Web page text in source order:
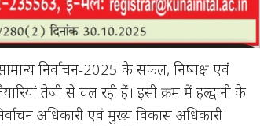
निर्वाचन-2025 के सफल, निष्पक्ष एवं
तेजी से चल रही हैं। इसी क्रम में हल्द्वानी के
अधिकारी एवं मुख्य विकास अधिकारी